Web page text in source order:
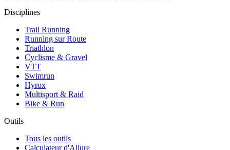
Disciplines
Trail Running
Running sur Route
Triathlon
Cyclisme & Gravel
VTT
Swimrun
Hyrox
Multisport & Raid
Bike & Run
Outils
Tous les outils
Calculateur d'Allure